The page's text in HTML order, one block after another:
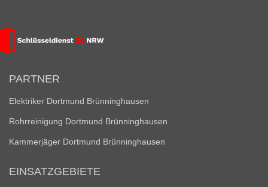
PARTNER
Elektriker Dortmund Brünninghausen
Rohrreinigung Dortmund Brünninghausen
Kammerjäger Dortmund Brünninghausen
EINSATZGEBIETE